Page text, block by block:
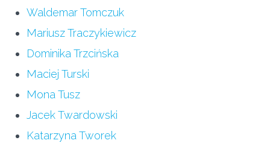
Waldemar Tomczuk
Mariusz Traczykiewicz
Dominika Trzcińska
Maciej Turski
Mona Tusz
Jacek Twardowski
Katarzyna Tworek